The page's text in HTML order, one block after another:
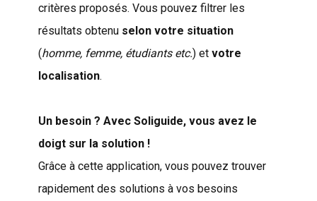
critères proposés. Vous pouvez filtrer les
résultats obtenu selon votre situation
(homme, femme, étudiants etc.) et votre
localisation.
Un besoin ? Avec Soliguide, vous avez le
doigt sur la solution !
Grâce à cette application, vous pouvez trouver
rapidement des solutions à vos besoins